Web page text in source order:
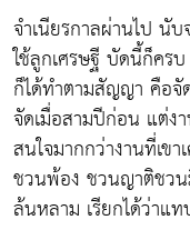
จำเนียรกาลผ่านไป นั
ใช้ลูกเศรษฐี บัดนี้ก็คร
ก็ได้ทำตามสัญญา คือจั
จัดเมื่อสามปีก่อน แต่ง
สนใจมากกว่างานที่เข
ชวนพ้อง ชวนญาติชว
ล้นหลาม เรียกได้ว่าแ